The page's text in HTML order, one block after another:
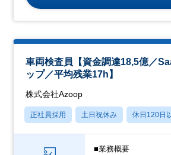
車両検査員【資金調達18,5億／
ップ／平均残業17h】
株式会社Azoop
正社員採用 土日祝休み 休日120日
■業務概要